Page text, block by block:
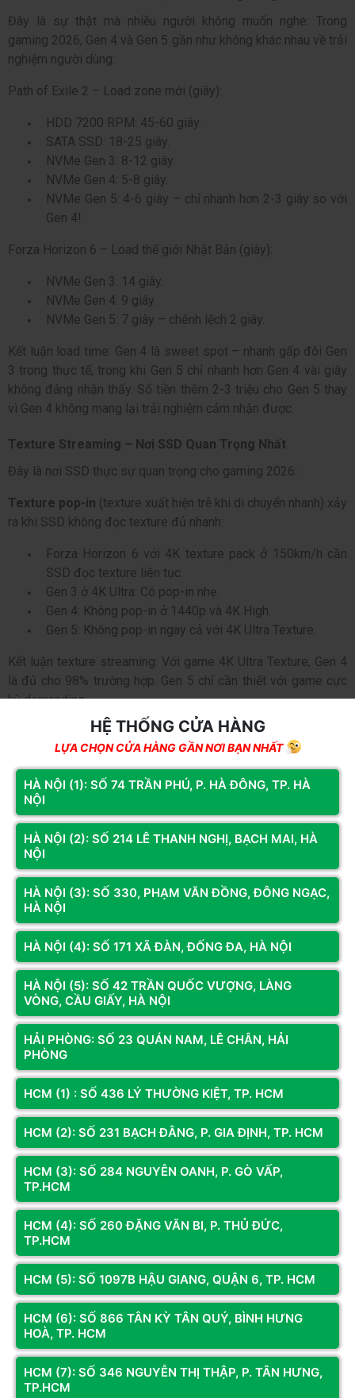
Đây là sự thật mà nhiều người không muốn nghe: Trong
gaming 2026, Gen 4 và Gen 5 gần như không khác nhau về trải
nghiệm người dùng:
Path of Exile 2 – Load zone mới (giây):
HDD 7200 RPM: 45-60 giây.
SATA SSD: 18-25 giây.
NVMe Gen 3: 8-12 giây.
NVMe Gen 4: 5-8 giây.
NVMe Gen 5: 4-6 giây – chỉ nhanh hơn 2-3 giây so với
Gen 4!
Forza Horizon 6 – Load thế giới Nhật Bản (giây):
NVMe Gen 3: 14 giây.
NVMe Gen 4: 9 giây.
NVMe Gen 5: 7 giây – chênh lệch 2 giây.
Kết luận load time: Gen 4 là sweet spot – nhanh gấp đôi Gen
3 trong thực tế, trong khi Gen 5 chỉ nhanh hơn Gen 4 vài giây
không đáng nhận thấy. Số tiền thêm 2-3 triệu cho Gen 5 thay
vì Gen 4 không mang lại trải nghiệm cảm nhận được.
Texture Streaming – Nơi SSD Quan Trọng Nhất
Đây là nơi SSD thực sự quan trọng cho gaming 2026:
Texture pop-in (texture xuất hiện trễ khi di chuyển nhanh) xảy
ra khi SSD không đọc texture đủ nhanh:
Forza Horizon 6 với 4K texture pack ở 150km/h cần
SSD đọc texture liên tục.
Gen 3 ở 4K Ultra: Có pop-in nhẹ.
Gen 4: Không pop-in ở 1440p và 4K High.
Gen 5: Không pop-in ngay cả với 4K Ultra Texture.
Kết luận texture streaming: Với game 4K Ultra Texture, Gen 4
là đủ cho 98% trường hợp. Gen 5 chỉ cần thiết với game cực
kỳ demanding.
TLC vs QLC NAND – Quan Trọng Hơn Gen Khi Mua SSD
TLC (Triple-Level Cell) vs QLC (Quad-Level Cell)
Đây là thông số ít được biết đến nhưng
độ bền và hiệu năng thực tế:
TLC NAND :
3 bit per cell – tốc độ cao hơn, bền hơn.
Write endurance: 100-600 TBW (Terabytes Written)
cho 1TB.
Phù hợp cho SSD game thường xuyên copy/xóa game
lớn.
Giá hơi cao hơn QLC.
QLC NAND:
4 bit per cell – giá rẻ hơn, dung lượng lớn hơn cùng
chip.
Write endurance thấp hơn: 40-200 TBW cho 1TB.
Tốc độ write giảm khi SLC cache đầy – SSD chậm
đáng kể khi copy file lớn liên tục.
Phù hợp dùng như archive storage, ít write nhiều.
Khuyến nghị :
SSD chứa game (thường xuyên install/uninstall): Chọn
TLC.
SSD Windows + apps: TLC là lý tưởng.
SSD lưu trữ video, backup: QLC chấp nhận được và tiết
kiệm tiền.
Các Model SSD Tốt Nhất 2026 Theo Ngân Sách
Gen 3 TLC (Best Value Entry):
Western Digital SN570: 1TB ~700K – tốc độ
3.500/3.000 MB/s, TLC, ổn định.
HỆ THỐNG CỬA HÀNG
LỰA CHỌN CỬA HÀNG GẦN NƠI BẠN NHẤT
HÀ NỘI (1): SỐ 74 TRẦN PHÚ, P. HÀ ĐÔNG, TP. HÀ
NỘI
HÀ NỘI (2): SỐ 214 LÊ THANH NGHỊ, BẠCH MAI, HÀ
NỘI
HÀ NỘI (3): SỐ 330, PHẠM VĂN ĐỒNG, ĐÔNG NGẠC,
HÀ NỘI
HÀ NỘI (4): SỐ 171 XÃ ĐÀN, ĐỐNG ĐA, HÀ NỘI
HÀ NỘI (5): SỐ 42 TRẦN QUỐC VƯỢNG, LÀNG
VÒNG, CẦU GIẤY, HÀ NỘI
HẢI PHÒNG: SỐ 23 QUÁN NAM, LÊ CHÂN, HẢI
PHÒNG
HCM (1) : SỐ 436 LÝ THƯỜNG KIỆT, TP. HCM
HCM (2): SỐ 231 BẠCH ĐẰNG, P. GIA ĐỊNH, TP. HCM
HCM (3): SỐ 284 NGUYỄN OANH, P. GÒ VẤP,
TP.HCM
HCM (4): SỐ 260 ĐẶNG VĂN BI, P. THỦ ĐỨC,
TP.HCM
HCM (5): SỐ 1097B HẬU GIANG, QUẬN 6, TP. HCM
HCM (6): SỐ 866 TÂN KỲ TÂN QUÝ, BÌNH HƯNG
HOÀ, TP. HCM
HCM (7): SỐ 346 NGUYỄN THỊ THẬP, P. TÂN HƯNG,
TP.HCM